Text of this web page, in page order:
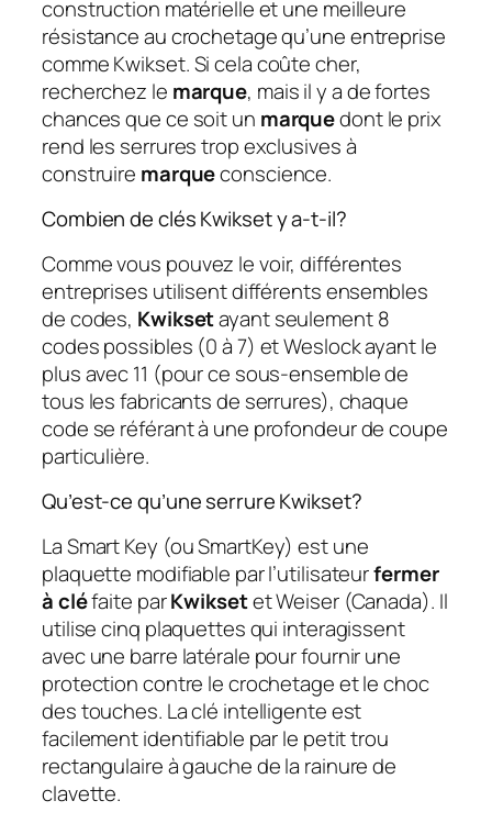
construction matérielle et une meilleure
résistance au crochetage qu’une entreprise
comme Kwikset. Si cela coûte cher,
recherchez le marque, mais il y a de fortes
chances que ce soit un marquedont le prix
rend les serrures trop exclusives à
construire marqueconscience.
Combien de clés Kwikset y a-t-il?
Comme vous pouvez le voir, différentes
entreprises utilisent différents ensembles
de codes, Kwiksetayant seulement 8
codes possibles (0 à 7) et Weslock ayant le
plus avec 11 (pour ce sous-ensemble de
tous les fabricants de serrures), chaque
code se référant à une profondeur de coupe
particulière.
Qu’est-ce qu’une serrure Kwikset?
La Smart Key (ou SmartKey) est une
plaquette modifiable par l’utilisateurfermer
à cléfaite parKwiksetet Weiser (Canada). Il
utilise cinq plaquettes qui interagissent
avec une barre latérale pour fournir une
protection contre le crochetage et le choc
des touches. La clé intelligente est
facilement identifiable par le petit trou
rectangulaire à gauche de la rainure de
clavette.